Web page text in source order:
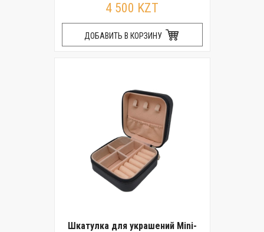
4 500 KZT
ДОБАВИТЬ В КОРЗИНУ
Шкатулка для украшений Mini-